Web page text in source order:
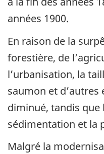
années 1900.
En raison de la
forestière, de
l’urbanisation, la
saumon et d’autres
diminué, tandis que
sédimentation et la
Malgré la